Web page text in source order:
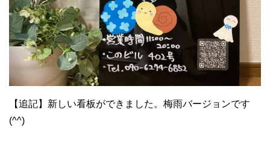
【追記】新しい看板ができました。梅雨バージョンです
(^^)